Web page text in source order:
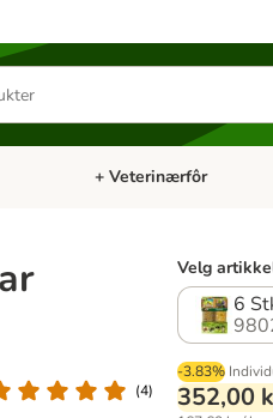
Fugl
Åpne kategorimeny: Fisk
+ Veterinærfôr
(4)
Velg
6
-3.83%
352,00